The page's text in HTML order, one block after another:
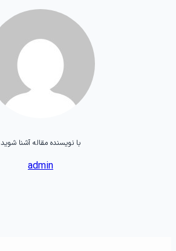
با نویسنده مقاله آشنا شوید
admin